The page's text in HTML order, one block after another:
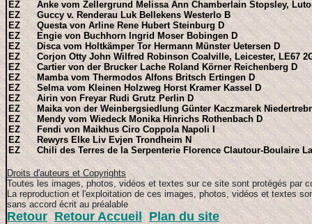
EZ Anke vom Zellergrund Melissa Ann Chamberlain Stopsley,
EZ Guccy v. Renderau Luk Bellekens Westerlo B
EZ Questa von Arline Rene Hubert Steinburg D
EZ Engie von Buchhorn Ingrid Moser Bobingen D
EZ Disca vom Holtkämper Tor Hermann Münster Uetersen D
EZ Corjon Otty John Wilfred Robinson Coalville, Leicester, LE67
EZ Cartier von der Brucker Lache Roland Körner Reichenberg D
EZ Mamba vom Thermodos Alfons Britsch Ertingen D
EZ Selma vom Kleinen Holzweg Horst Kramer Kassel D
EZ Airin von Freyar Rudi Grutz Perlin D
EZ Maika von der Weinbergsiedlung Günter Kaczmarek
EZ Mendy vom Wiedeck Monika Hinrichs Rothenbach D
EZ Fendi von Maikhus Ciro Coppola Napoli I
EZ Rewyrs Elke Liv Evjen Trondheim N
EZ Chili des Terres de la Serpenterie Florence Clautour-Boulaire
Droits d'auteurs et Copyrights
Toutes les images, photos, vidéos et textes sur ce site sont protégés par
La reproduction et l'exploitation de ces images, photos, vidéos et textes
sans accord écrit au préalable
Retour Retour Accueil Plan du site